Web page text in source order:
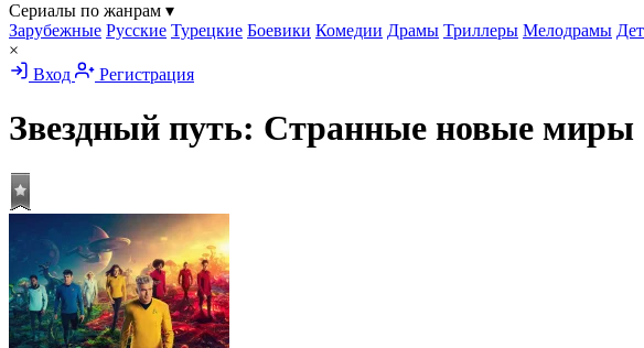
Сериалы по жанрам ▾
Зарубежные Русские Турецкие Боевики Комедии Драмы Триллеры Мелодрамы
×
Вход
Регистрация
Звездный путь: Странные новые миры